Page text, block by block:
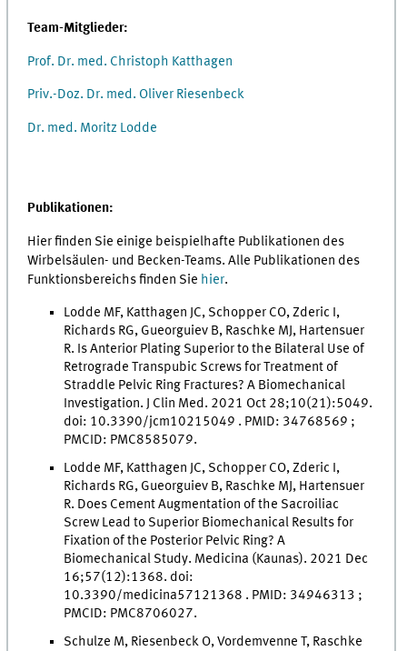
Team-Mitglieder:
Prof. Dr. med. Christoph Katthagen
Priv.-Doz. Dr. med. Oliver Riesenbeck
Dr. med. Moritz Lodde
Publikationen:
Hier finden Sie einige beispielhafte Publikationen des
Wirbelsäulen- und Becken-Teams. Alle Publikationen des
Funktionsbereichs finden Sie hier.
Lodde MF, Katthagen JC, Schopper CO, Zderic I,
Richards RG, Gueorguiev B, Raschke MJ, Hartensuer
R. Is Anterior Plating Superior to the Bilateral Use of
Retrograde Transpubic Screws for Treatment of
Straddle Pelvic Ring Fractures? A Biomechanical
Investigation. J Clin Med. 2021 Oct 28;10(21):5049.
doi: 10.3390/jcm10215049 . PMID: 34768569 ;
PMCID: PMC8585079.
Lodde MF, Katthagen JC, Schopper CO, Zderic I,
Richards RG, Gueorguiev B, Raschke MJ, Hartensuer
R. Does Cement Augmentation of the Sacroiliac
Screw Lead to Superior Biomechanical Results for
Fixation of the Posterior Pelvic Ring? A
Biomechanical Study. Medicina (Kaunas). 2021 Dec
16;57(12):1368. doi:
10.3390/medicina57121368 . PMID: 34946313 ;
PMCID: PMC8706027.
Schulze M, Riesenbeck O, Vordemvenne T, Raschke